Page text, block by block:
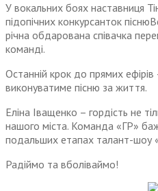
У вокальних боях наставниця
підопічних конкурсанток
річна обдарована співачка
команді.
Останній крок до прямих ефірів
виконуватиме пісню за життя.
Еліна Іващенко – гордість не
нашого міста. Команда «ГР»
подальших етапах талант-шоу
Радіймо та вболіваймо!